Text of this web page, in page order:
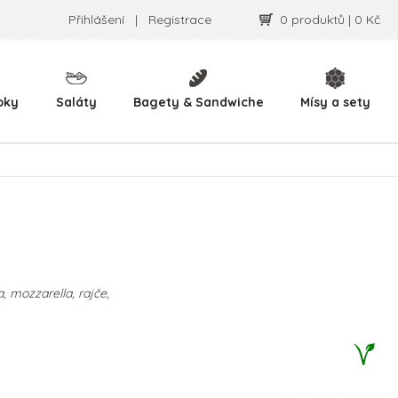
Přihlášení | Registrace 0 produktů | 0 Kč
Saláty Bagety & Sandwiche Mísy a sety
mozzarella, rajče,